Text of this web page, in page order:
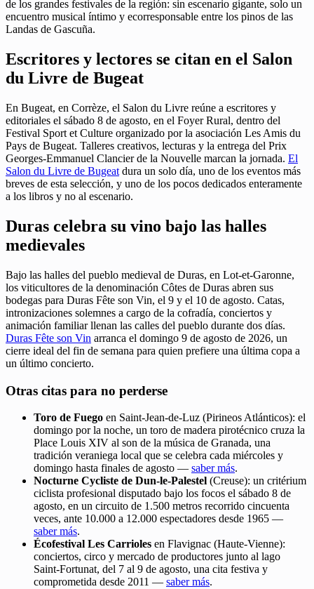
de los grandes festivales de la región: sin escenario gigante, solo un
encuentro musical íntimo y ecorresponsable entre los pinos de las
Landas de Gascuña.
Escritores y lectores se citan en el Salon
du Livre de Bugeat
En Bugeat, en Corrèze, el Salon du Livre reúne a escritores y
editoriales el sábado 8 de agosto, en el Foyer Rural, dentro del
Festival Sport et Culture organizado por la asociación Les Amis du
Pays de Bugeat. Talleres creativos, lecturas y la entrega del Prix
Georges-Emmanuel Clancier de la Nouvelle marcan la jornada. El
Salon du Livre de Bugeat dura un solo día, uno de los eventos más
breves de esta selección, y uno de los pocos dedicados enteramente
a los libros y no al escenario.
Duras celebra su vino bajo las halles
medievales
Bajo las halles del pueblo medieval de Duras, en Lot-et-Garonne,
los viticultores de la denominación Côtes de Duras abren sus
bodegas para Duras Fête son Vin, el 9 y el 10 de agosto. Catas,
intronizaciones solemnes a cargo de la cofradía, conciertos y
animación familiar llenan las calles del pueblo durante dos días.
Duras Fête son Vin arranca el domingo 9 de agosto de 2026, un
cierre ideal del fin de semana para quien prefiere una última copa a
un último concierto.
Otras citas para no perderse
Toro de Fuego en Saint-Jean-de-Luz (Pirineos Atlánticos): el
domingo por la noche, un toro de madera pirotécnico cruza la
Place Louis XIV al son de la música de Granada, una
tradición veraniega local que se celebra cada miércoles y
domingo hasta finales de agosto — saber más.
Nocturne Cycliste de Dun-le-Palestel (Creuse): un critérium
ciclista profesional disputado bajo los focos el sábado 8 de
agosto, en un circuito de 1.500 metros recorrido cincuenta
veces, ante 10.000 a 12.000 espectadores desde 1965 —
saber más.
Écofestival Les Carrioles en Flavignac (Haute-Vienne):
conciertos, circo y mercado de productores junto al lago
Saint-Fortunat, del 7 al 9 de agosto, una cita festiva y
comprometida desde 2011 — saber más.